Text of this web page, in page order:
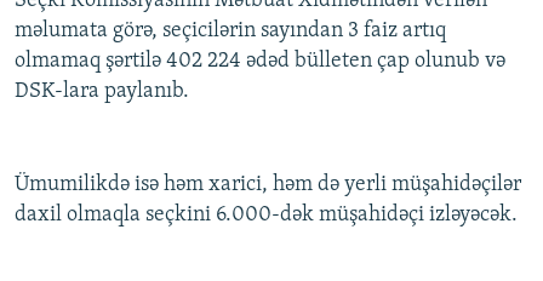
məlumata görə, seçicilərin sayından 3 faiz artıq
olmamaq şərtilə 402 224 ədəd bülleten çap olunub və
DSK-lara paylanıb.
Ümumilikdə isə həm xarici, həm də yerli müşahidəçilər
daxil olmaqla seçkini 6.000-dək müşahidəçi izləyəcək.